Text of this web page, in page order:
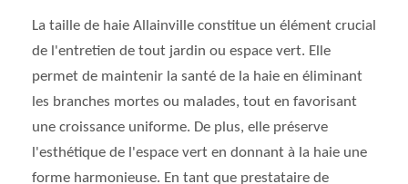
La taille de haie Allainville constitue un élément crucial
de l'entretien de tout jardin ou espace vert. Elle
permet de maintenir la santé de la haie en éliminant
les branches mortes ou malades, tout en favorisant
une croissance uniforme. De plus, elle préserve
l'esthétique de l'espace vert en donnant à la haie une
forme harmonieuse. En tant que prestataire de